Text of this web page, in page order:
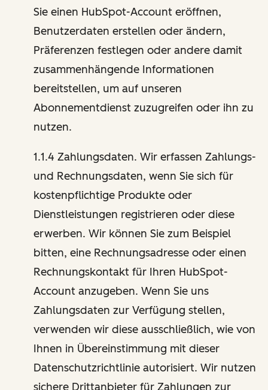
Sie einen HubSpot-Account eröffnen,
Benutzerdaten erstellen oder ändern,
Präferenzen festlegen oder andere damit
zusammenhängende Informationen
bereitstellen, um auf unseren
Abonnementdienst zuzugreifen oder ihn zu
nutzen.
1.1.4 Zahlungsdaten. Wir erfassen Zahlungs-
und Rechnungsdaten, wenn Sie sich für
kostenpflichtige Produkte oder
Dienstleistungen registrieren oder diese
erwerben. Wir können Sie zum Beispiel
bitten, eine Rechnungsadresse oder einen
Rechnungskontakt für Ihren HubSpot-
Account anzugeben. Wenn Sie uns
Zahlungsdaten zur Verfügung stellen,
verwenden wir diese ausschließlich, wie von
Ihnen in Übereinstimmung mit dieser
Datenschutzrichtlinie autorisiert. Wir nutzen
sichere Drittanbieter für Zahlungen zur